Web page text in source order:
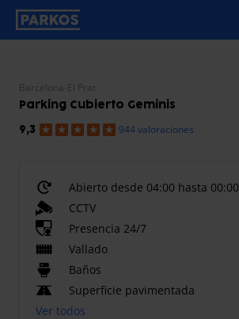
etiqueta-de-navegación-principal
Barcelona-El Prat
Parking Cubierto Geminis
9,3 944 valoraciones
Abierto desde 04:00 hasta 00:00
CCTV
Presencia 24/7
Vallado
Baños
Superficie pavimentada
Ver todos